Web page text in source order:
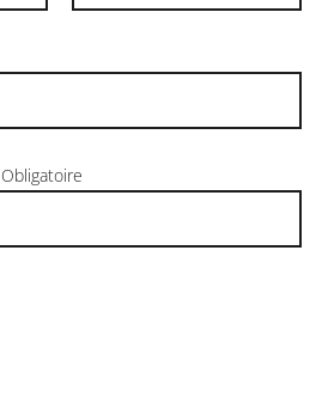
Obligatoire